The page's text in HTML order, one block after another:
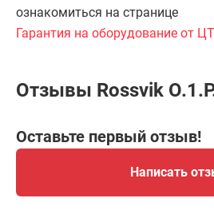
ознакомиться на странице
Гарантия на оборудование от
Отзывы Rossvik
Оставьте первый отзыв!
Написать